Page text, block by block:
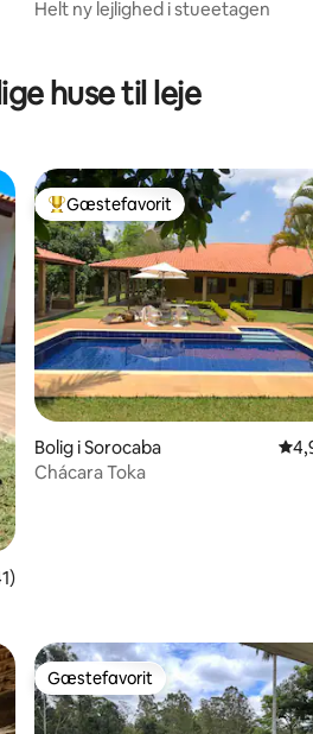
Helt ny lejlighed i stueetagen
huse til leje
5 i gennemsnitlig bedømmelse, 141
Bedste gæstefavorit
Gæstefavorit
Bolig i Sorocaba
Chácara Toka
Gæstefavorit
Gæstefavorit